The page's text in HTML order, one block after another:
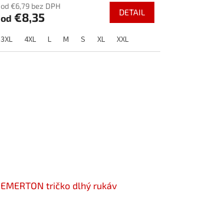
od €6,79 bez DPH
od €8,35 DETAIL
3XL 4XL L M S XL XXL
EMERTON tričko dlhý rukáv